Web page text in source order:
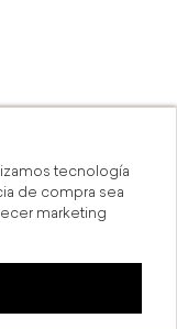
tecnología
de compra sea
marketing
línea y recoge en